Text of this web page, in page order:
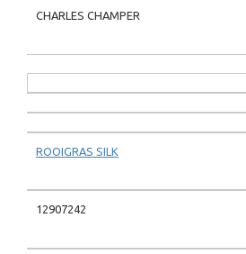
CHARLES CHAMPER
ROOIGRAS SILK
12907242